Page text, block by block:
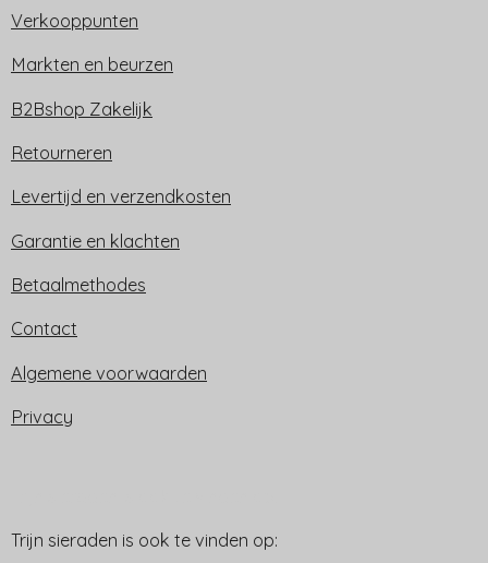
Verkooppunten
Markten en beurzen
B2Bshop Zakelijk
Retourneren
Levertijd en verzendkosten
Garantie en klachten
Betaalmethodes
Contact
Algemene voorwaarden
Privacy
Trijn sieraden is ook te vinden op: